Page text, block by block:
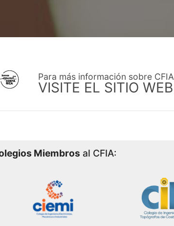
Para más información sobre CFIA
VISITE EL SITIO WEB
Miembros al CFIA: